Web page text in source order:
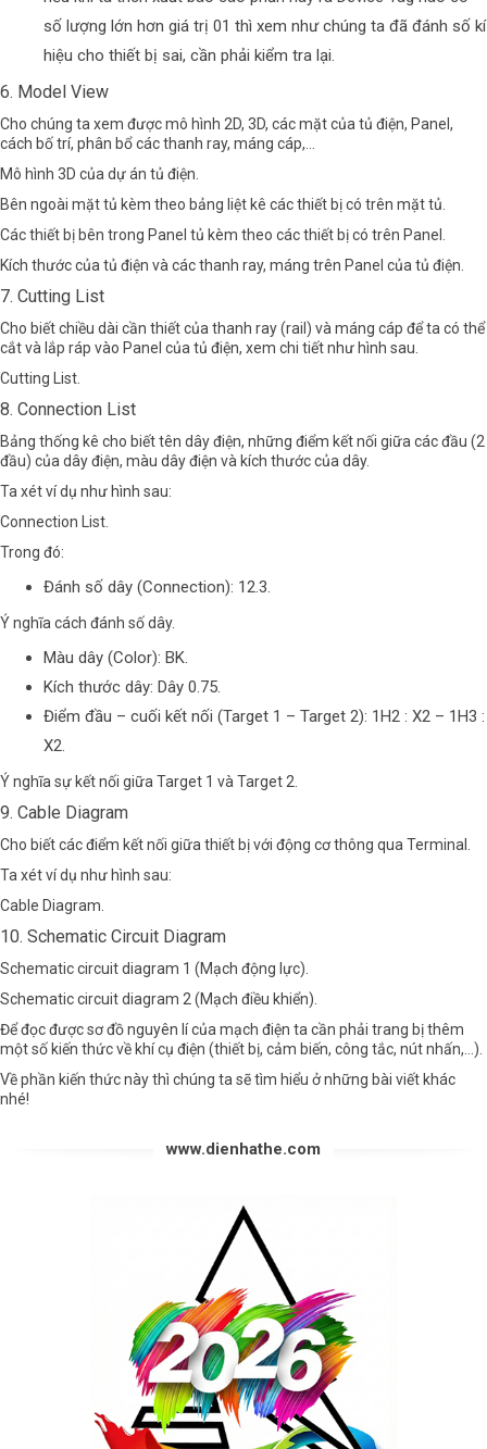
số lượng lớn hơn giá trị 01 thì xem như chúng ta đã đánh số kí
hiệu cho thiết bị sai, cần phải kiểm tra lại.
6. Model View
Cho chúng ta xem được mô hình 2D, 3D, các mặt của tủ điện, Panel,
cách bố trí, phân bổ các thanh ray, máng cáp,…
Mô hình 3D của dự án tủ điện.
Bên ngoài mặt tủ kèm theo bảng liệt kê các thiết bị có trên mặt tủ.
Các thiết bị bên trong Panel tủ kèm theo các thiết bị có trên Panel.
Kích thước của tủ điện và các thanh ray, máng trên Panel của tủ điện.
7. Cutting List
Cho biết chiều dài cần thiết của thanh ray (rail) và máng cáp để ta có thể
cắt và lắp ráp vào Panel của tủ điện, xem chi tiết như hình sau.
Cutting List.
8. Connection List
Bảng thống kê cho biết tên dây điện, những điểm kết nối giữa các đầu (2
đầu) của dây điện, màu dây điện và kích thước của dây.
Ta xét ví dụ như hình sau:
Connection List.
Trong đó:
Đánh số dây (Connection): 12.3.
Ý nghĩa cách đánh số dây.
Màu dây (Color): BK.
Kích thước dây: Dây 0.75.
Điểm đầu – cuối kết nối (Target 1 – Target 2): 1H2 : X2 – 1H3 :
X2.
Ý nghĩa sự kết nối giữa Target 1 và Target 2.
9. Cable Diagram
Cho biết các điểm kết nối giữa thiết bị với động cơ thông qua Terminal.
Ta xét ví dụ như hình sau:
Cable Diagram.
10. Schematic Circuit Diagram
Schematic circuit diagram 1 (Mạch động lực).
Schematic circuit diagram 2 (Mạch điều khiển).
Để đọc được sơ đồ nguyên lí của mạch điện ta cần phải trang bị thêm
một số kiến thức về khí cụ điện (thiết bị, cảm biến, công tắc, nút nhấn,…).
Về phần kiến thức này thì chúng ta sẽ tìm hiểu ở những bài viết khác
nhé!
www.dienhathe.com